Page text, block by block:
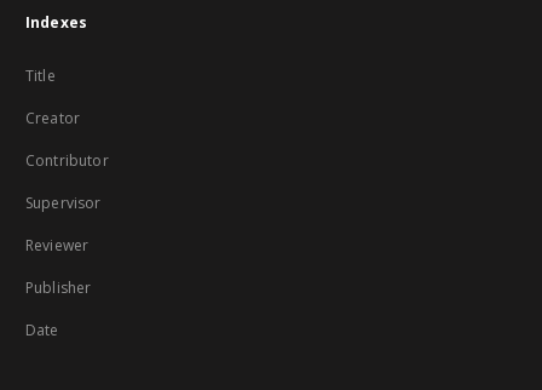
Indexes
Title
Creator
Contributor
Supervisor
Reviewer
Publisher
Date